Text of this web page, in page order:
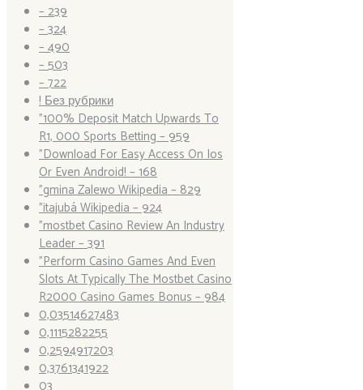
– 239
– 324
– 490
– 503
– 722
! Без рубрики
"100% Deposit Match Upwards To
R1, 000 Sports Betting – 959
"Download For Easy Access On Ios
Or Even Android! – 168
"gmina Zalewo Wikipedia – 829
"itajubá Wikipedia – 924
"mostbet Casino Review An Industry
Leader – 391
"Perform Casino Games And Even
Slots At Typically The Mostbet Casino
R2000 Casino Games Bonus – 984
0,03514627483
0,1115282255
0,2594917203
0,3761341922